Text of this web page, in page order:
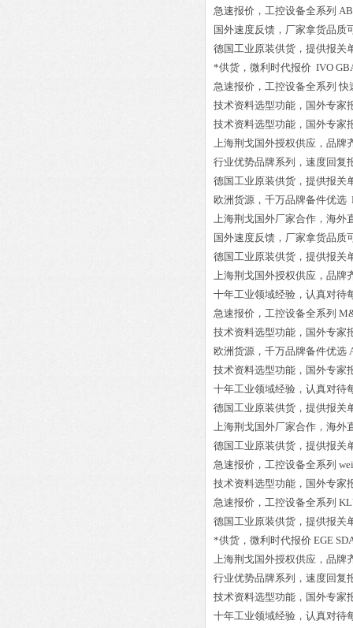
急速报价，工控设备全系列
国外速度反馈，厂家拿货品质
德国工业原装供货，提供报关
*供货，微利时代报价 IVO
急速报价，工控设备全系列 快
技术资料选型功能，国外专家
技术资料选型功能，国外专家
上海荆戈国外授权供应，品牌
行业优势品牌系列，速度回复
德国工业原装供货，提供报关
欧洲货源，千万品牌备件优选
上海荆戈国外厂家合作，海外
国外速度反馈，厂家拿货品质
德国工业原装供货，提供报关
上海荆戈国外授权供应，品牌
十年工业领域经验，认真对待
急速报价，工控设备全系列
技术资料选型功能，国外专家
欧洲货源，千万品牌备件优选
技术资料选型功能，国外专家
十年工业领域经验，认真对待
德国工业原装供货，提供报关
上海荆戈国外厂家合作，海外
德国工业原装供货，提供报关
急速报价，工控设备全系列
技术资料选型功能，国外专家
急速报价，工控设备全系列
德国工业原装供货，提供报关
*供货，微利时代报价 EGE
上海荆戈国外授权供应，品牌
行业优势品牌系列，速度回复
技术资料选型功能，国外专家
十年工业领域经验，认真对待